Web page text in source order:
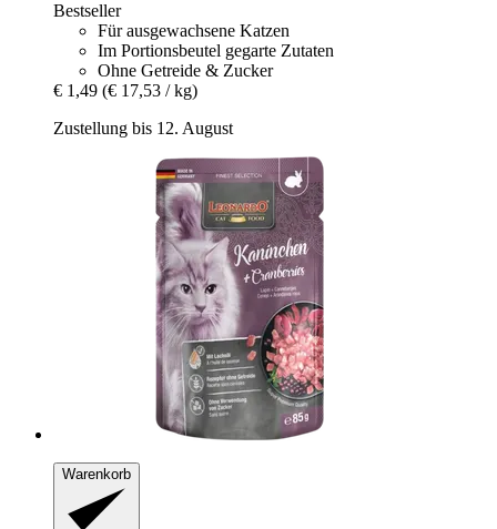
Bestseller
Für ausgewachsene Katzen
Im Portionsbeutel gegarte Zutaten
Ohne Getreide & Zucker
€ 1,49 (€ 17,53 / kg)
Zustellung bis 12. August
Warenkorb